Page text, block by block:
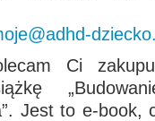
Ci
Jest to e-book,